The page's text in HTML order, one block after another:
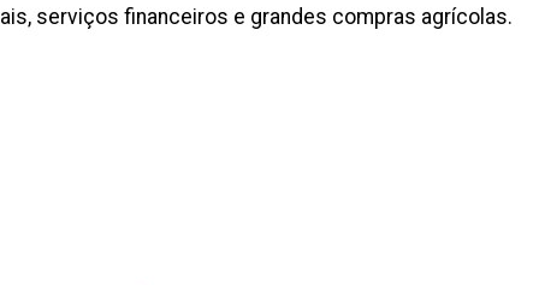
serviços financeiros e grandes compras agrícolas.